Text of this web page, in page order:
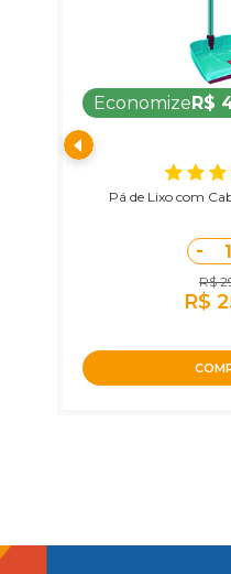
EconomizeR$
Pá de Lixo com
- 1
R$
R$